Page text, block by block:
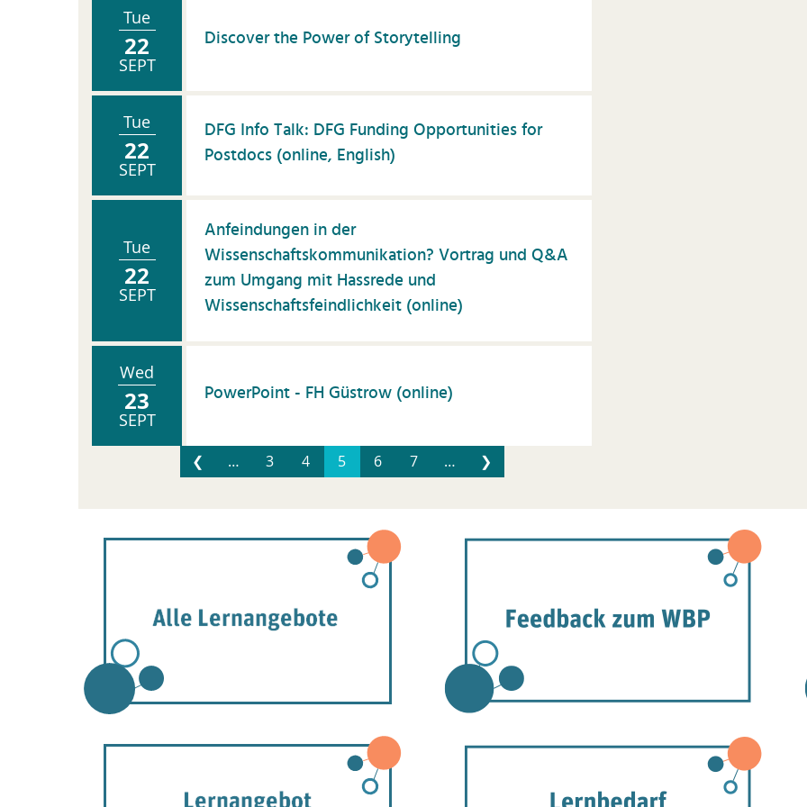
Tue
22
SEPT
Discover the Power of Storytelling
Tue
22
SEPT
DFG Info Talk: DFG Funding Opportunities for
Postdocs (online, English)
Tue
22
SEPT
Anfeindungen in der
Wissenschaftskommunikation? Vortrag und Q&A
zum Umgang mit Hassrede und
Wissenschaftsfeindlichkeit (online)
Wed
23
SEPT
PowerPoint - FH Güstrow (online)
❮ … 3 4 5 6 7 … ❯